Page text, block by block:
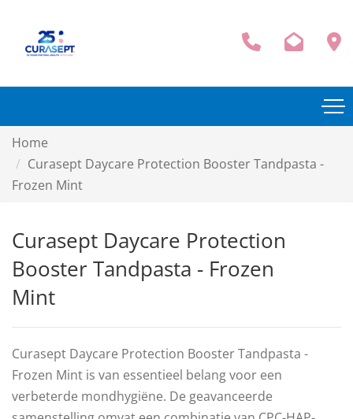
Home
Curasept Daycare Protection Booster Tandpasta -
Frozen Mint
Curasept Daycare Protection
Booster Tandpasta - Frozen
Mint
Curasept Daycare Protection Booster Tandpasta -
Frozen Mint is van essentieel belang voor een
verbeterde mondhygiëne. De geavanceerde